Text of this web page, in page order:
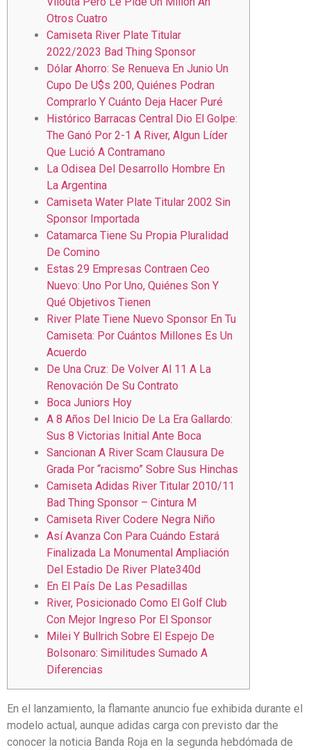
Otros Cuatro
Camiseta River Plate Titular
2022/2023 Bad Thing Sponsor
Dólar Ahorro: Se Renueva En Junio Un
Cupo De U$s 200, Quiénes Podran
Comprarlo Y Cuánto Deja Hacer Puré
Histórico Barracas Central Dio El Golpe:
The Ganó Por 2-1 A River, Algun Líder
Que Lució A Contramano
La Odisea Del Desarrollo Hombre En
La Argentina
Camiseta Water Plate Titular 2002 Sin
Sponsor Importada
Catamarca Tiene Su Propia Pluralidad
De Comino
Estas 29 Empresas Contraen Ceo
Nuevo: Uno Por Uno, Quiénes Son Y
Qué Objetivos Tienen
River Plate Tiene Nuevo Sponsor En Tu
Camiseta: Por Cuántos Millones Es Un
Acuerdo
De Una Cruz: De Volver Al 11 A La
Renovación De Su Contrato
Boca Juniors Hoy
A 8 Años Del Inicio De La Era Gallardo:
Sus 8 Victorias Initial Ante Boca
Sancionan A River Scam Clausura De
Grada Por “racismo” Sobre Sus Hinchas
Camiseta Adidas River Titular 2010/11
Bad Thing Sponsor – Cintura M
Camiseta River Codere Negra Niño
Así Avanza Con Para Cuándo Estará
Finalizada La Monumental Ampliación
Del Estadio De River Plate340d
En El País De Las Pesadillas
River, Posicionado Como El Golf Club
Con Mejor Ingreso Por El Sponsor
Milei Y Bullrich Sobre El Espejo De
Bolsonaro: Similitudes Sumado A
Diferencias
En el lanzamiento, la flamante anuncio fue exhibida durante el
modelo actual, aunque adidas carga con previsto dar the
conocer la noticia Banda Roja en la segunda hebdómada de